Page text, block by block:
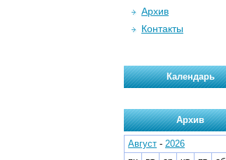
Архив
Контакты
Календарь
Архив
Август - 2026